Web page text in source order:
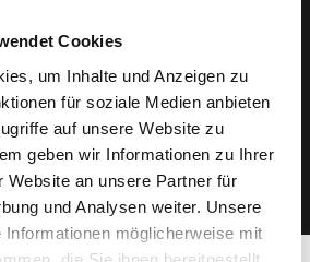
Cookies
um Inhalte und Anzeigen zu
für soziale Medien anbieten
auf unsere Website zu
geben wir Informationen zu Ihrer
Website an unsere Partner für
und Analysen weiter. Unsere
Informationen möglicherweise mit
Einwilligung jederzeit für die Zukunft per E-Mail
widerrufen. *